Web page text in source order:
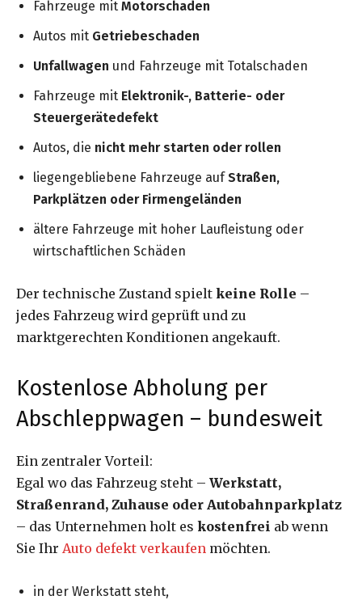
Fahrzeuge mit Motorschaden
Autos mit Getriebeschaden
Unfallwagen und Fahrzeuge mit Totalschaden
Fahrzeuge mit Elektronik-, Batterie- oder
Steuergerätedefekt
Autos, die nicht mehr starten oder rollen
liegengebliebene Fahrzeuge aufStraßen,
Parkplätzen oder Firmengeländen
ältere Fahrzeuge mit hoher Laufleistung oder
wirtschaftlichen Schäden
Der technische Zustand spielt keine Rolle –
jedes Fahrzeug wird geprüft und zu
marktgerechten Konditionen angekauft.
Kostenlose Abholung per
Abschleppwagen – bundesweit
Ein zentraler Vorteil:
Egal wo das Fahrzeug steht – Werkstatt,
Straßenrand, Zuhause oder Autobahnparkplatz
– das Unternehmen holt es kostenfrei ab wenn
Sie Ihr Auto defekt verkaufen möchten.
in der Werkstatt steht,